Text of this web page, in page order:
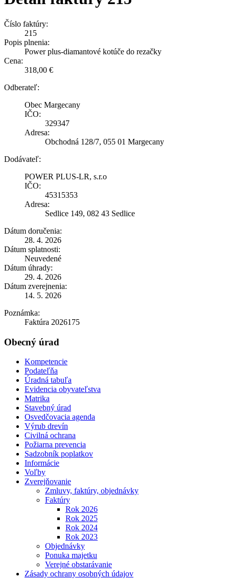
Číslo faktúry:
215
Popis plnenia:
Power plus-diamantové kotúče do rezačky
Cena:
318,00 €
Odberateľ:
Obec Margecany
IČO:
329347
Adresa:
Obchodná 128/7, 055 01 Margecany
Dodávateľ:
POWER PLUS-LR, s.r.o
IČO:
45315353
Adresa:
Sedlice 149, 082 43 Sedlice
Dátum doručenia:
28. 4. 2026
Dátum splatnosti:
Neuvedené
Dátum úhrady:
29. 4. 2026
Dátum zverejnenia:
14. 5. 2026
Poznámka:
Faktúra 2026175
Obecný úrad
Kompetencie
Podateľňa
Úradná tabuľa
Evidencia obyvateľstva
Matrika
Stavebný úrad
Osvedčovacia agenda
Výrub drevín
Civilná ochrana
Požiarna prevencia
Sadzobník poplatkov
Informácie
Voľby
Zverejňovanie
Zmluvy, faktúry, objednávky
Faktúry
Rok 2026
Rok 2025
Rok 2024
Rok 2023
Objednávky
Ponuka majetku
Verejné obstarávanie
Zásady ochrany osobných údajov